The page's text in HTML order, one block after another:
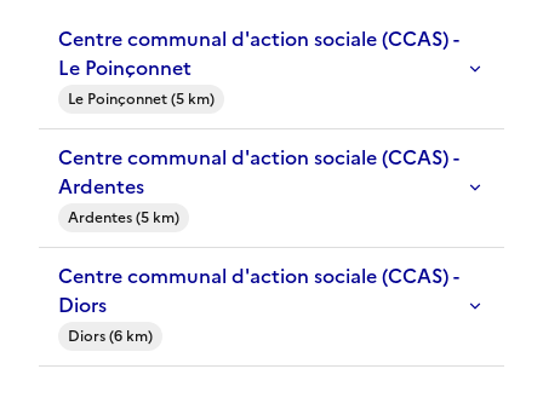
Centre communal d'action sociale (CCAS) -
Le Poinçonnet
Le Poinçonnet (5 km)
Centre communal d'action sociale (CCAS) -
Ardentes
Ardentes (5 km)
Centre communal d'action sociale (CCAS) -
Diors
Diors (6 km)